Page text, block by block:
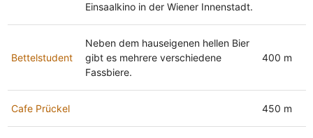
Einsaalkino in der Wiener Innenstadt.
Bettelstudent
Neben dem hauseigenen hellen Bier
gibt es mehrere verschiedene
Fassbiere.
400 m
Cafe Prückel 450 m